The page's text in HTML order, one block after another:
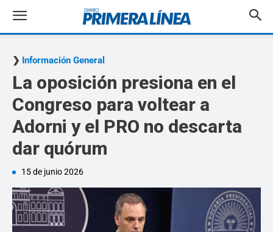
Información General
La oposición presiona en el
Congreso para voltear a
Adorni y el PRO no descarta
dar quórum
15 de junio 2026